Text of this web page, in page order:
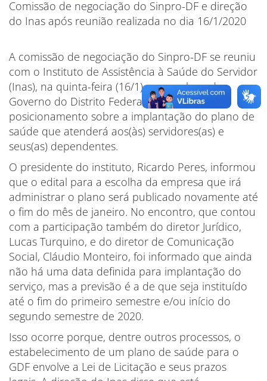
Comissão de negociação do Sinpro-DF e direção
do Inas após reunião realizada no dia 16/1/2020
A comissão de negociação do Sinpro-DF se reuniu
com o Instituto de Assistência à Saúde do Servidor
(Inas), na quinta-feira (16/1), para cobrar do
Governo do Distrito Federal (GDF) um
posicionamento sobre a implantação do plano de
saúde que atenderá aos(às) servidores(as) e
seus(as) dependentes.
O presidente do instituto, Ricardo Peres, informou
que o edital para a escolha da empresa que irá
administrar o plano será publicado novamente até
o fim do mês de janeiro. No encontro, que contou
com a participação também do diretor Jurídico,
Lucas Turquino, e do diretor de Comunicação
Social, Cláudio Monteiro, foi informado que ainda
não há uma data definida para implantação do
serviço, mas a previsão é a de que seja instituído
até o fim do primeiro semestre e/ou início do
segundo semestre de 2020.
Isso ocorre porque, dentre outros processos, o
estabelecimento de um plano de saúde para o
GDF envolve a Lei de Licitação e seus prazos